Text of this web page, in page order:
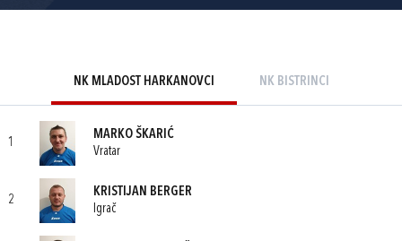
NK MLADOST HARKANOVCI NK BISTRINCI
1
MARKO ŠKARIĆ
Vratar
2
KRISTIJAN BERGER
Igrač